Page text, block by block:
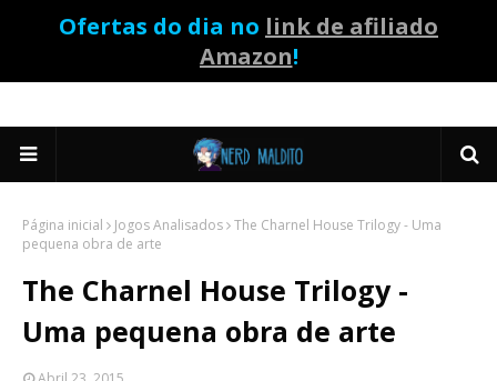
Ofertas do dia no link de afiliado
Amazon!
Página inicial Jogos Analisados The Charnel House Trilogy - Uma
pequena obra de arte
The Charnel House Trilogy -
Uma pequena obra de arte